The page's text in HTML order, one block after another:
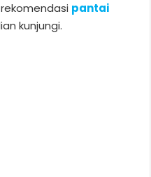
pantai
kunjungi.